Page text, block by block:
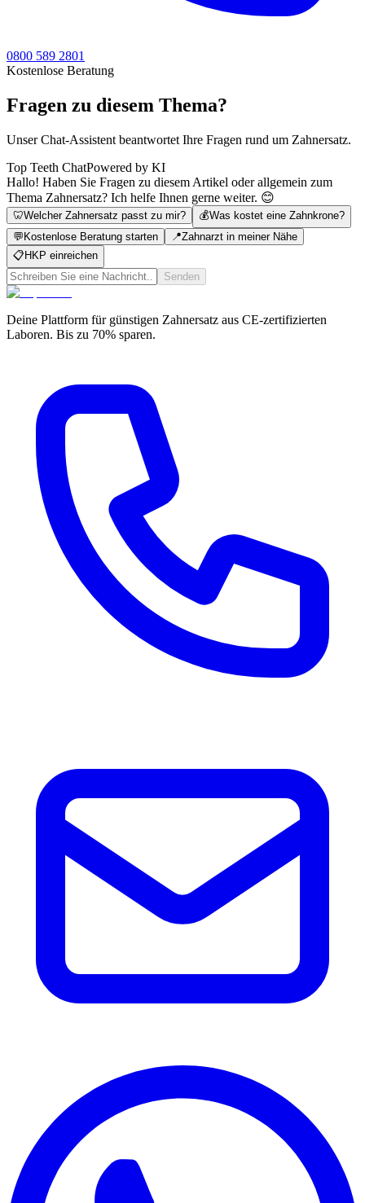
0800 589 2801
Kostenlose Beratung
Fragen zu diesem Thema?
Unser Chat-Assistent beantwortet Ihre Fragen rund um Zahnersatz.
Top Teeth ChatPowered by KI
Hallo! Haben Sie Fragen zu diesem Artikel oder allgemein zum
Thema Zahnersatz? Ich helfe Ihnen gerne weiter. 😊
🦷Welcher Zahnersatz passt zu mir? 💰Was kostet eine Zahnkrone?
💬 Kostenlose Beratung starten 📍Zahnarzt in meiner Nähe
📋 HKP einreichen
Senden
Deine Plattform für günstigen Zahnersatz aus CE-zertifizierten
Laboren. Bis zu 70% sparen.